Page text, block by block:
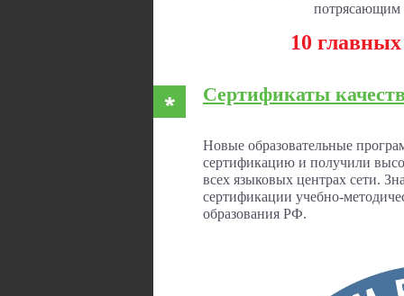
потрясающим
10
Сертификаты
Новые образовательные
сертификацию и получили
всех языковых центрах сети.
сертификации учебно-
образования РФ.